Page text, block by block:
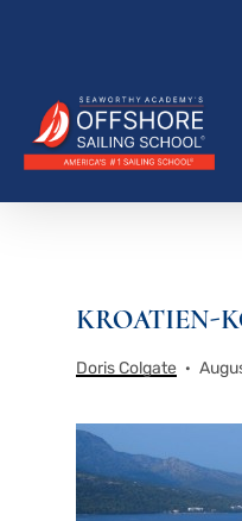
KROATIEN-
Doris Colgate